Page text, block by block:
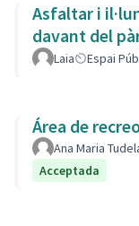
Asfaltar i
davant del
Laia Espai
Área de
Ana Maria
Acceptada